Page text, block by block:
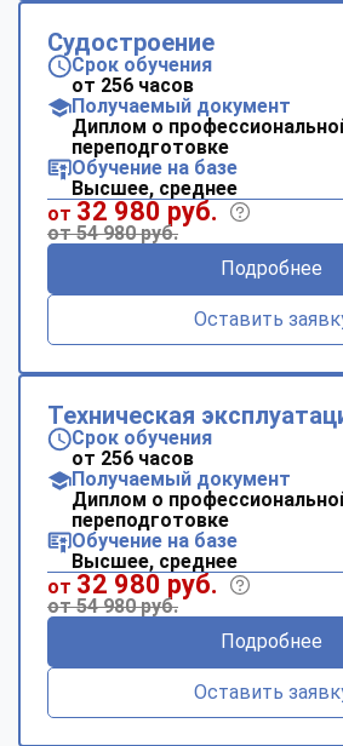
Судостроение
Срок обучения
от 256 часов
Получаемый документ
Диплом о
переподготовке
Обучение на базе
Высшее, среднее
от 32 980 руб.
от 54 980 руб.
Подробнее
Оставить
Техническая
Срок обучения
от 256 часов
Получаемый документ
Диплом о
переподготовке
Обучение на базе
Высшее, среднее
от 32 980 руб.
от 54 980 руб.
Подробнее
Оставить